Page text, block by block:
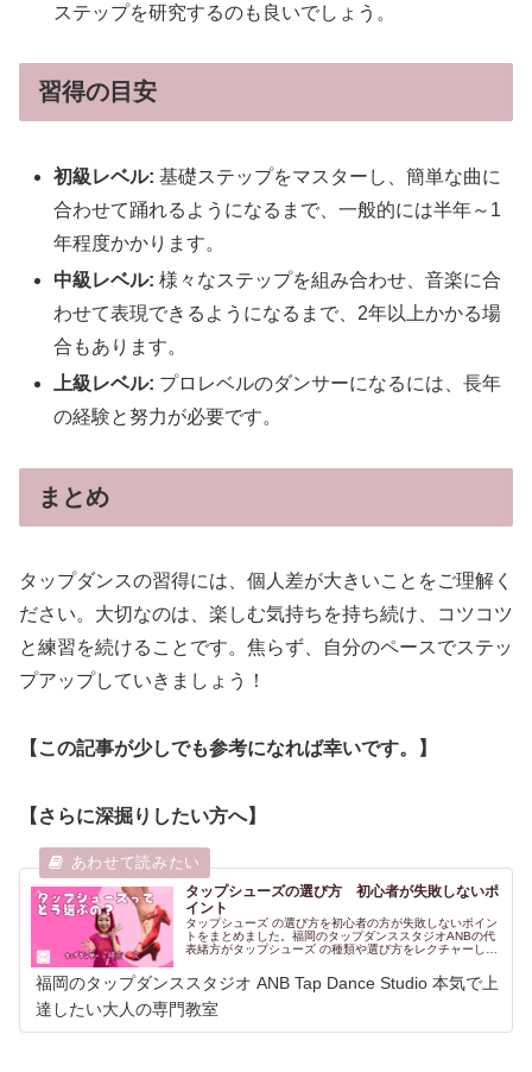
ステップを研究するのも良いでしょう。
習得の目安
初級レベル: 基礎ステップをマスターし、簡単な曲に
合わせて踊れるようになるまで、一般的には半年～1
年程度かかります。
中級レベル: 様々なステップを組み合わせ、音楽に合
わせて表現できるようになるまで、2年以上かかる場
合もあります。
上級レベル: プロレベルのダンサーになるには、長年
の経験と努力が必要です。
まとめ
タップダンスの習得には、個人差が大きいことをご理解く
ださい。大切なのは、楽しむ気持ちを持ち続け、コツコツ
と練習を続けることです。焦らず、自分のペースでステッ
プアップしていきましょう！
【この記事が少しでも参考になれば幸いです。】
【さらに深掘りしたい方へ】
タップシューズの選び方 初心者が失敗しないポ
イント
タップシューズ の選び方を初心者の方が失敗しないポイン
トをまとめました。福岡のタップダンススタジオANBの代
表緒方がタップシューズ の種類や選び方をレクチャーしま
福岡のタップダンススタジオ ANB Tap Dance Studio 本気で上
達したい大人の専門教室